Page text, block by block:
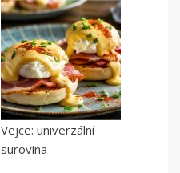
Vejce: univerzální
surovina